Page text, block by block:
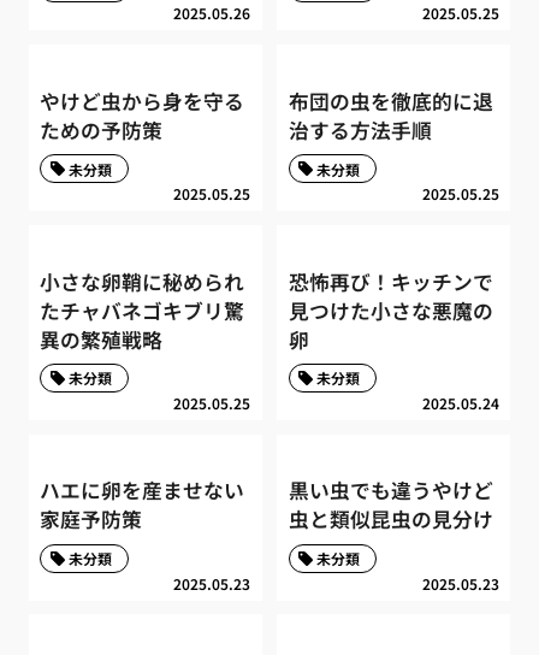
2025.05.26 2025.05.25
やけど虫から身を守る
ための予防策
2025.05.25
未分類
布団の虫を徹底的に退
治する方法手順
2025.05.25
未分類
小さな卵鞘に秘められ
たチャバネゴキブリ驚
異の繁殖戦略
2025.05.25
未分類
恐怖再び！キッチンで
見つけた小さな悪魔の
卵
2025.05.24
未分類
ハエに卵を産ませない
家庭予防策
2025.05.23
未分類
黒い虫でも違うやけど
虫と類似昆虫の見分け
2025.05.23
未分類